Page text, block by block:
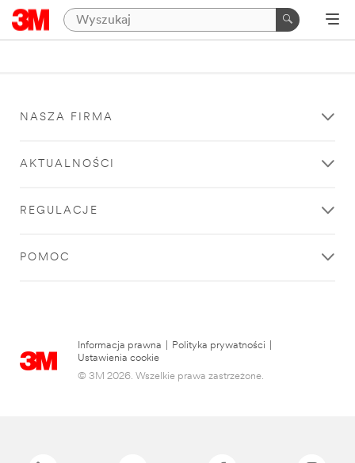
NASZA FIRMA
AKTUALNOŚCI
REGULACJE
POMOC
Informacja prawna Polityka prywatności
Ustawienia cookie
© 3M 2026. Wszelkie prawa zastrzeżone.